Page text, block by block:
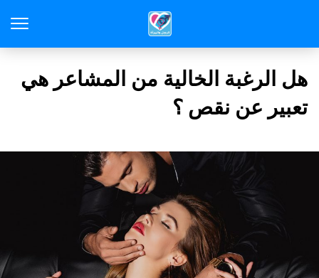
هل الرغبة الخالية من المشاعر هي
تعبير عن نقص ؟